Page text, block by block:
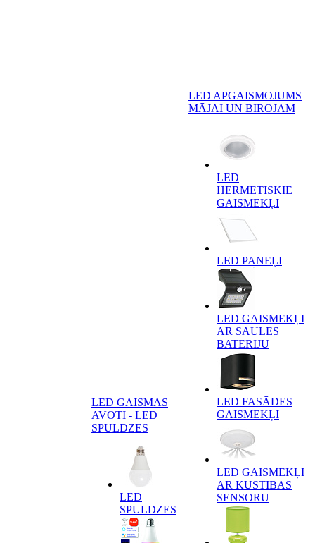
LED GAISMAS
AVOTI - LED
SPULDZES
LED
SPULDZES
LED APGAISMOJUMS
MĀJAI UN BIROJAM
LED
HERMĒTISKIE
GAISMEKĻI
LED PANEĻI
LED GAISMEKĻI
AR SAULES
BATERIJU
LED FASĀDES
GAISMEKĻI
LED GAISMEKĻI
AR KUSTĪBAS
SENSORU